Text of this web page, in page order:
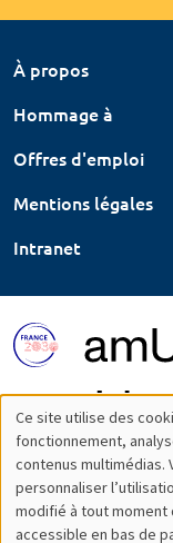
À propos
Hommage à
Offres d'emploi
Mentions légales
Intranet
Utilisation
des
données
Ce site utilise des
fonctionnement,
contenus multimédias.
personnaliser
modifié à tout moment
accessible en bas de